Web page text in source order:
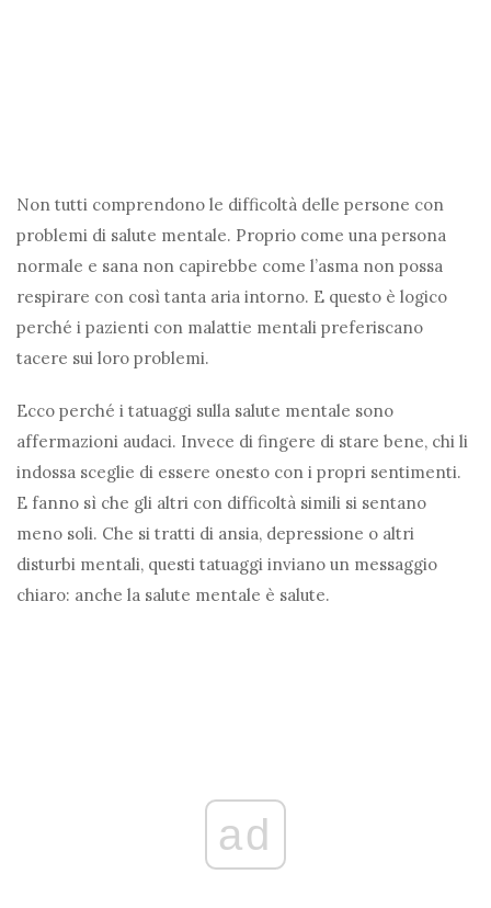
Non tutti comprendono le difficoltà delle persone con
problemi di salute mentale. Proprio come una persona
normale e sana non capirebbe come l’asma non possa
respirare con così tanta aria intorno. E questo è logico
perché i pazienti con malattie mentali preferiscano
tacere sui loro problemi.
Ecco perché i tatuaggi sulla salute mentale sono
affermazioni audaci. Invece di fingere di stare bene, chi li
indossa sceglie di essere onesto con i propri sentimenti.
E fanno sì che gli altri con difficoltà simili si sentano
meno soli. Che si tratti di ansia, depressione o altri
disturbi mentali, questi tatuaggi inviano un messaggio
chiaro: anche la salute mentale è salute.
ad